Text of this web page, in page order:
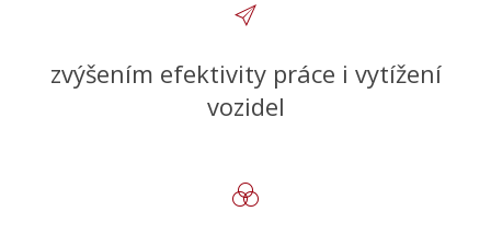
zvýšením efektivity práce i vytížení
vozidel